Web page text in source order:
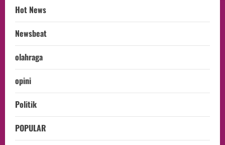
Hot News
Newsbeat
olahraga
opini
Politik
POPULAR